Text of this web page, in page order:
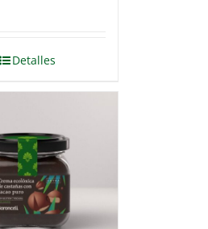
Detalles